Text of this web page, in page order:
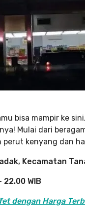
bisa mampir ke
Mulai dari
kenyang dan
Kecamatan
WIB
dengan Harga